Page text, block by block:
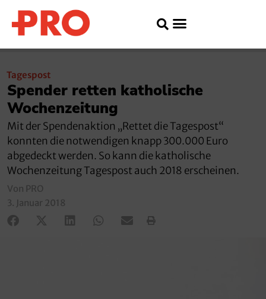
Tagespost
Spender retten katholische
Wochenzeitung
Mit der Spendenaktion „Rettet die Tagespost“
konnten die notwendigen knapp 300.000 Euro
abgedeckt werden. So kann die katholische
Wochenzeitung Tagespost auch 2018 erscheinen.
Von PRO
3. Januar 2018